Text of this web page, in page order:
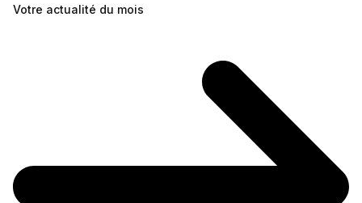
Votre actualité du mois